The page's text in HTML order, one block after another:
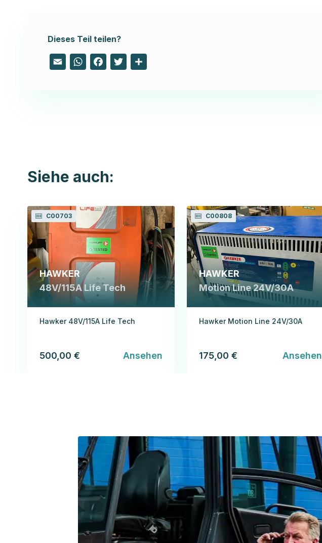
Dieses Teil teilen?
Email WhatsApp
FacebookTwitter
Siehe auch:
C00703
HAWKER
48V/115A Life Tech
Hawker 48V/115A Life Tech
500,00 € Ansehen
C00808
HAWKER
Motion Line 24V/30A
Hawker Motion Line 24V/30A
175,00 € Ansehen